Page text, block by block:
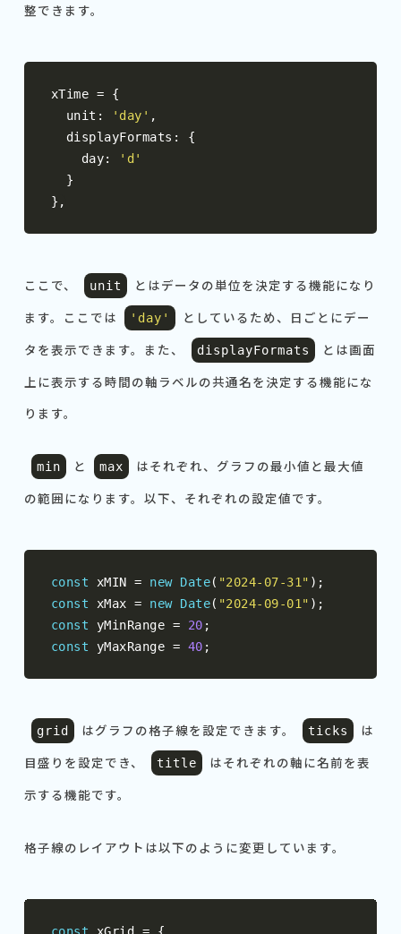
整できます。
xTime =
{
  unit
: 'day' ,
  displayFormats
:
{
    day
:
'd'
}
},
ここで、 unit
とはデータの単位を決定する機能になり
ます。ここでは
'day'
としているため、日ごとにデー
タを表示できます。また、
displayFormats
とは画面
上に表示する時間の軸ラベルの共通名を決定する機能にな
ります。
min と max
はそれぞれ、グラフの最小値と最大値
の範囲になります。以下、それぞれの設定値です。
const xMIN = new Date( "2024-07-31" );
const xMax = new Date( "2024-09-01" );
const yMinRange = 20 ;
const yMaxRange = 40 ;
grid はグラフの格子線を設定できます。 ticks
は
目盛りを設定でき、
title
はそれぞれの軸に名前を表
示する機能です。
格子線のレイアウトは以下のように変更しています。